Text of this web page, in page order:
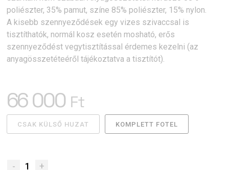
poliészter, 35% pamut, színe 85% poliészter, 15% nylon.
A kisebb szennyeződések egy vizes szivaccsal is
tisztíthatók, normál kosz esetén mosható, erős
szennyeződést vegytisztítással érdemes kezelni (az
anyagösszetéteéről tájékoztatva a tisztítót).
66 000 Ft
CSAK KÜLSŐ HUZAT KOMPLETT FOTEL
- 1 +